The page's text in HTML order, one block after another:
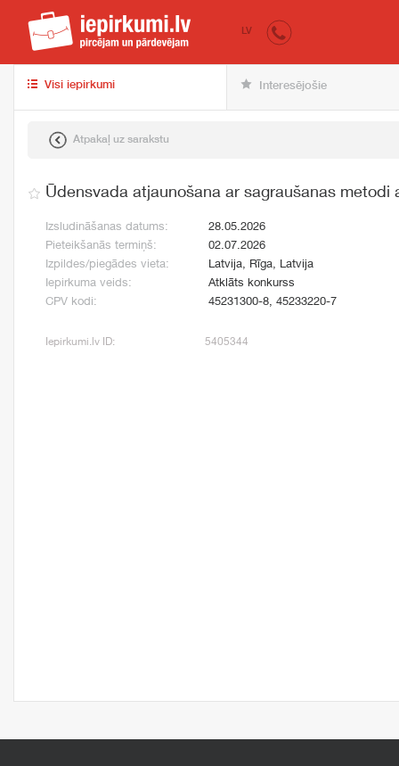
iepirkumi.lv
LV
Visi iepirkumi Interesējošie
Atpakaļ uz sarakstu
Ūdensvada atjaunošana ar sagraušanas metodi
Izsludināšanas datums:
28.05.2026
Pieteikšanās termiņš:
02.07.2026
Izpildes/piegādes vieta:
Latvija, Rīga, Latvija
Iepirkuma veids:
Atklāts konkurss
CPV kodi:
45231300-8, 45233220-7
Iepirkumi.lv ID: 5405344